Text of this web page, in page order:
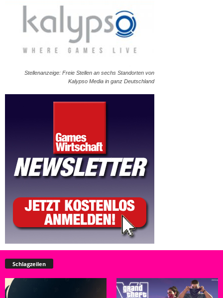
Stellenanzeige: Freie Stellen an sechs Standorten von
Kalypso Media in ganz Deutschland
Schlagzeilen